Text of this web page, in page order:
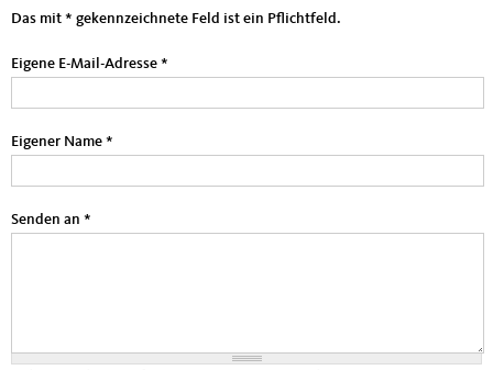
Das mit * gekennzeichnete Feld ist ein Pflichtfeld.
Eigene E-Mail-Adresse *
Eigener Name *
Senden an *